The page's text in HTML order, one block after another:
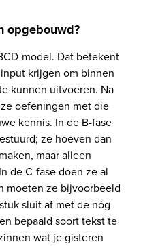
opgebouwd?
model. Dat betekent
krijgen om binnen
kunnen uitvoeren. Na
oefeningen met die
kennis. In de B-fase
ze hoeven dan
maar alleen
de C-fase doen ze al
moeten ze bijvoorbeeld
sluit af met de nóg
bepaald soort tekst te
wat je gisteren